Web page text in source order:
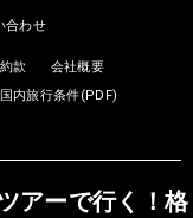
合わせ
款
会社概要
国内旅行条件(PDF)
アーで行く！格